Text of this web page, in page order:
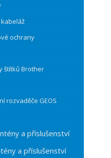
kabeláž
ochrany
štítků Brother
rozvaděče GEOS
a příslušenství
a příslušenství